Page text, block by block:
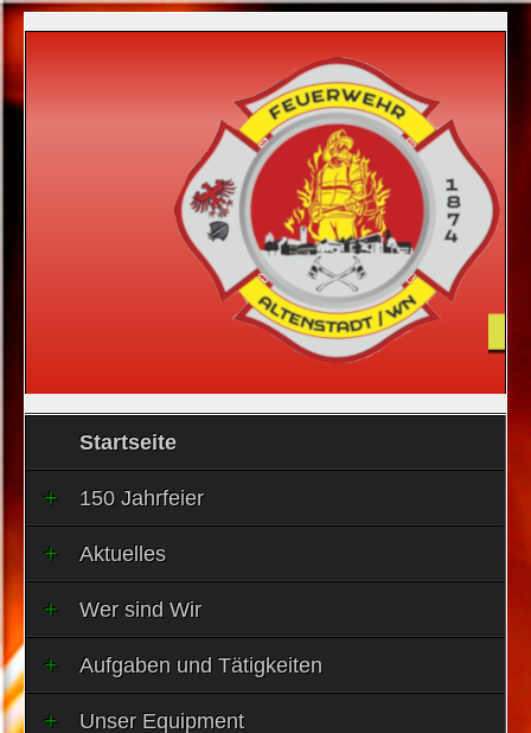
Startseite
150 Jahrfeier
Aktuelles
Wer sind Wir
Aufgaben und Tätigkeiten
Unser Equipment